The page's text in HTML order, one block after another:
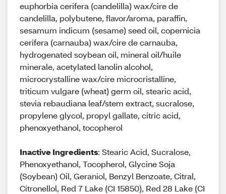
euphorbia cerifera (candelilla) wax/cire de
candelilla, polybutene, flavor/aroma, paraffin,
sesamum indicum (sesame) seed oil, copernicia
cerifera (carnauba) wax/cire de carnauba,
hydrogenated soybean oil, mineral oil/huile
minerale, acetylated lanolin alcohol,
microcrystalline wax/cire microcristalline,
triticum vulgare (wheat) germ oil, stearic acid,
stevia rebaudiana leaf/stem extract, sucralose,
propylene glycol, propyl gallate, citric acid,
phenoxyethanol, tocopherol
Inactive Ingredients: Stearic Acid, Sucralose,
Phenoxyethanol, Tocopherol, Glycine Soja
(Soybean) Oil, Geraniol, Benzyl Benzoate, Citral,
Citronellol, Red 7 Lake (CI 15850), Red 28 Lake (CI